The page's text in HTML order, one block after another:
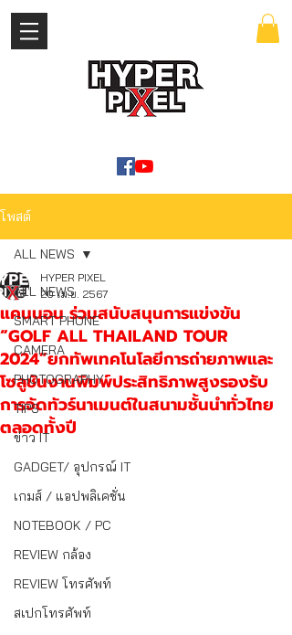
โพสต์
ALL NEWS
SMART PHONE
CAMERA
PHOTOGRAPHY
TIPS
ข่าว IT
GADGET/ อุปกรณ์ IT
เกมส์ / แอปพลิเคชั่น
NOTEBOOK / PC
REVIEW กล้อง
REVIEW โทรศัพท์
สเปกโทรศัพท์
ALL NEWS
แคนนอน ร่วมสนับสนุนการแข่งขัน
“GOLF ALL THAILAND TOUR
2024”ยกทัพเทคโนโลยีการถ่ายภาพและ
โซลูชันงานพิมพ์ประสิทธิภาพสูงรองรับ
การจัดทัวร์นาเมนต์ในสนามชั้นนำทั่วไทย
ตลอดทั้งปี
HYPER PIXEL
20 เม.ย. 2567